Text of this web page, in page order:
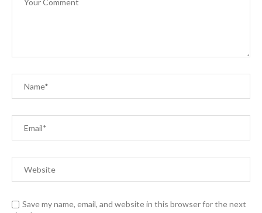
Save my name, email, and website in this browser for the next